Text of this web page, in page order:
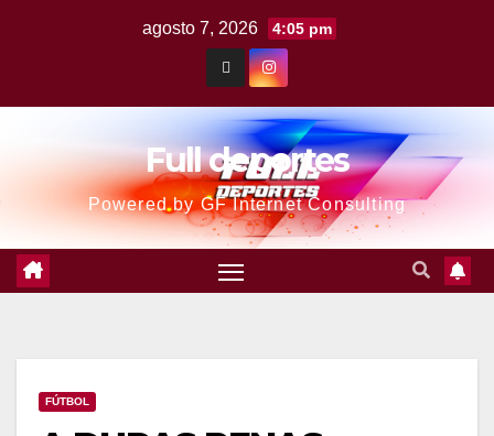
agosto 7, 2026 4:05 pm
Full deportes
Powered by GF Internet Consulting
FÚTBOL